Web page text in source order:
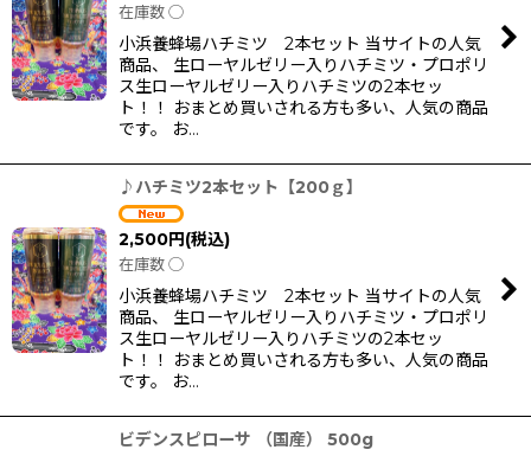
在庫数 ◯
小浜養蜂場ハチミツ 2本セット 当サイトの人気
商品、 生ローヤルゼリー入りハチミツ・プロポリ
ス生ローヤルゼリー入りハチミツの2本セッ
ト！！ おまとめ買いされる方も多い、人気の商品
です。 お…
♪ハチミツ2本セット【200ｇ】
2,500円(税込)
在庫数 ◯
小浜養蜂場ハチミツ 2本セット 当サイトの人気
商品、 生ローヤルゼリー入りハチミツ・プロポリ
ス生ローヤルゼリー入りハチミツの2本セッ
ト！！ おまとめ買いされる方も多い、人気の商品
です。 お…
ビデンスピローサ （国産） 500g